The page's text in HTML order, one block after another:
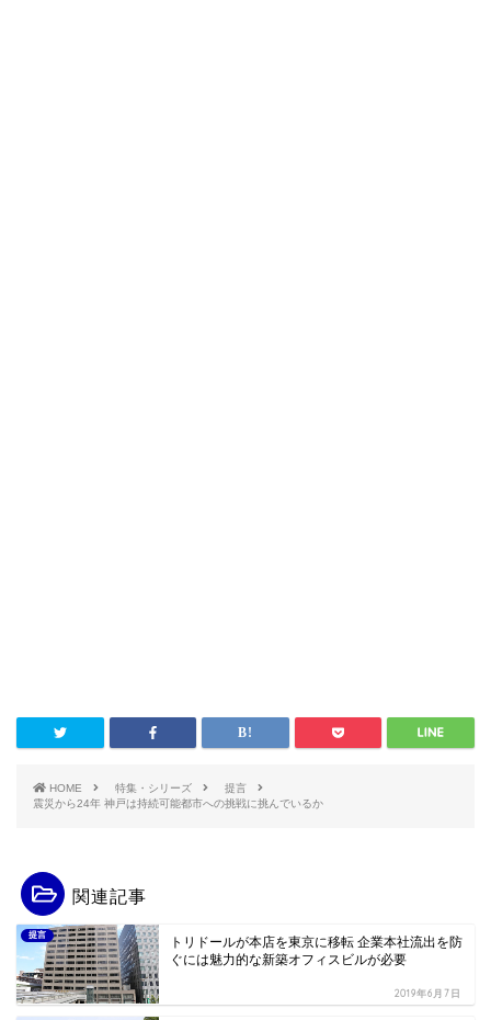
HOME 特集・シリーズ
提言
震災から24年 神戸は持続可能都市への挑戦に挑んでいるか
関連記事
提言
トリドールが本店を東京に移転 企業本社流出を防
ぐには魅力的な新築オフィスビルが必要
2019年6月7日